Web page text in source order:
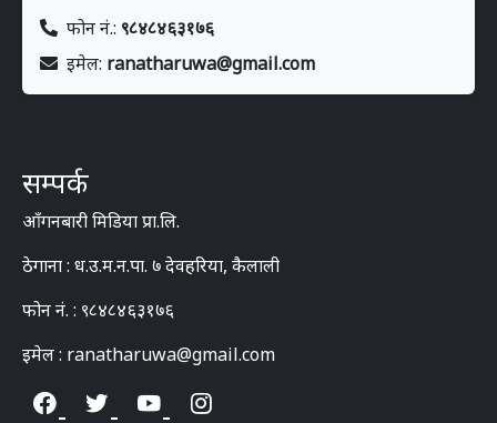
फोन नं.: ९८४८४६३१७६
इमेल: ranatharuwa@gmail.com
सम्पर्क
आँगनबारी मिडिया प्रा.लि.
ठेगाना : ध.उ.म.न.पा. ७ देवहरिया, कैलाली
फोन नं. : ९८४८४६३१७६
इमेल : ranatharuwa@gmail.com